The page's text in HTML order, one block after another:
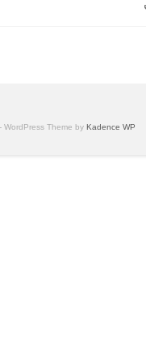
Theme by Kadence WP